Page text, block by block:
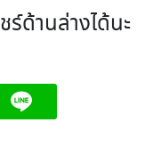
ด้านล่างได้นะ